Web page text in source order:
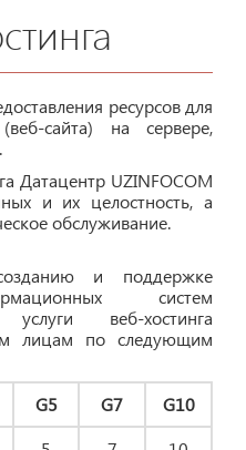
ресурсов для
сайта) на сервере,
Датацентр UZINFOCOM
и их целостность, а
обслуживание.
и поддержке
систем
веб-хостинга
лицам по следующим
G5 G7
G10